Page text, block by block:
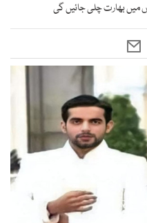
میں بھارت چلی جائیں گی